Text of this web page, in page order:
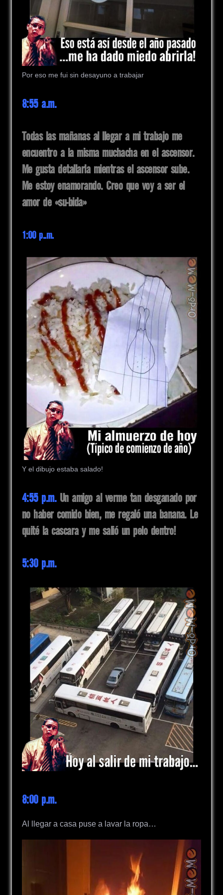
Por eso me fui sin desayuno a trabajar
8:55 a.m.
Todas las mañanas al llegar a mi trabajo me
encuentro a la misma muchacha en el ascensor.
Me gusta detallarla mientras el ascensor sube.
Me estoy enamorando. Creo que voy a ser el
amor de «su-bida»
1:00 p..m.
Y el dibujo estaba salado!
4:55 p.m. Un amigo al verme tan desganado por
no haber comido bien, me regaló una banana. Le
quité la cascara y me salió un pelo dentro!
5:30 p.m.
8:00 p.m.
Al llegar a casa puse a lavar la ropa…